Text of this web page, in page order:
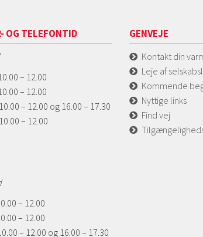
OG TELEFONTID
– 12.00
– 12.00
– 12.00 og 16.00 – 17.30
– 12.00
– 12.00
– 12.00
– 12.00 og 16.00 – 17.30
GENVEJE
Kontakt din
Leje af
Kommende
Nyttige links
Find vej